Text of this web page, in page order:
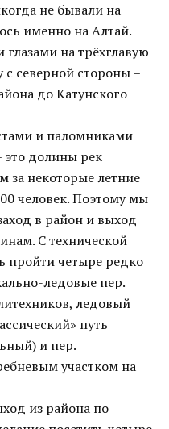
не бывали на
именно на Алтай.
на трёхглавую
с северной стороны –
до Катунского
и паломниками
это долины рек
за некоторые летние
человек. Поэтому мы
в район и выход
С технической
пройти четыре редко
ледовые пер.
ледовый
путь
и пер.
участком на
из района по